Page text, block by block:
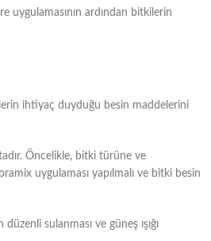
uygulamasının ardından bitkilerin
ihtiyaç duyduğu besin maddelerini
Öncelikle, bitki türüne ve
uygulaması yapılmalı ve bitki besin
sulanması ve güneş ışığı